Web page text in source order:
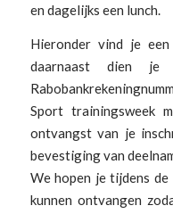
en dagelijks een lunch.
Hieronder vind je
daarnaast dien
Sport trainingsweek
ontvangst van je
bevestiging van
We hopen je tijdens
kunnen ontvangen